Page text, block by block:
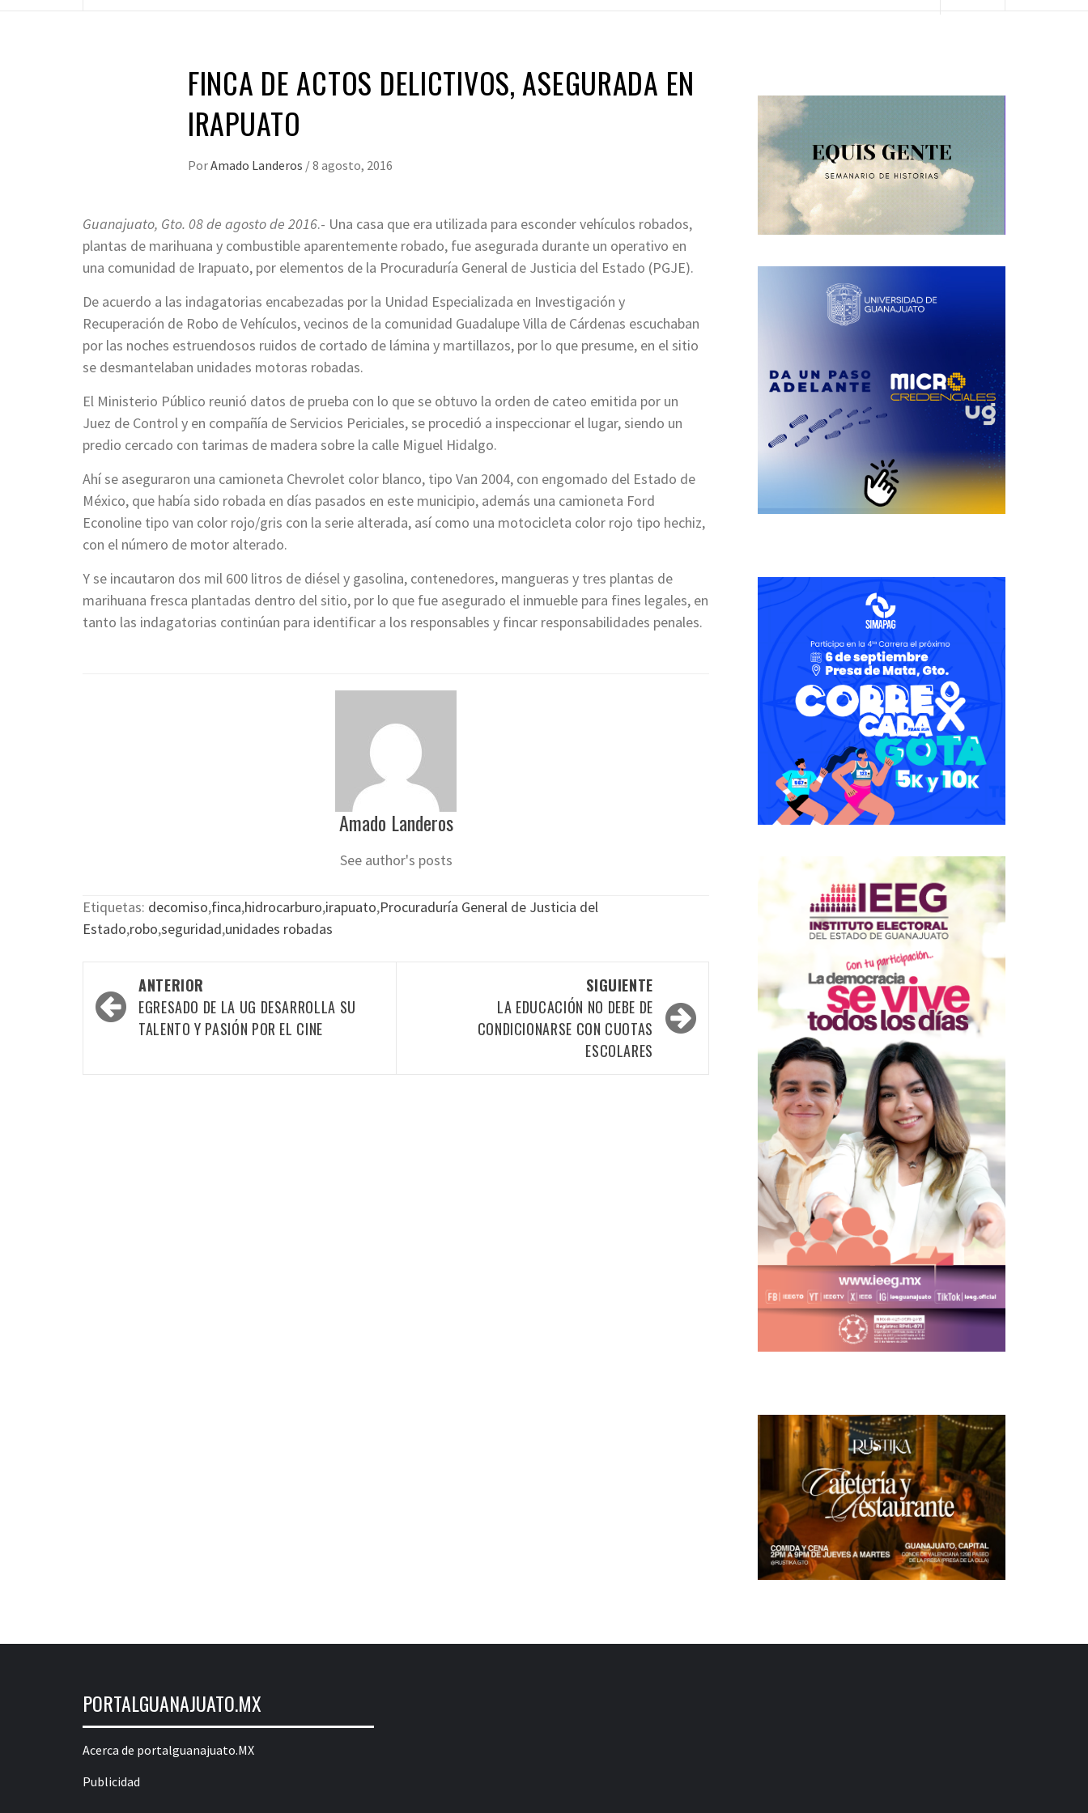
FINCA DE ACTOS DELICTIVOS, ASEGURADA EN
IRAPUATO
PorAmado Landeros /8 agosto, 2016
Guanajuato, Gto. 08 de agosto de 2016.- Una casa que era utilizada para esconder vehículos robados,
plantas de marihuana y combustible aparentemente robado, fue asegurada durante un operativo en
una comunidad de Irapuato, por elementos de la Procuraduría General de Justicia del Estado (PGJE).
De acuerdo a las indagatorias encabezadas por la Unidad Especializada en Investigación y
Recuperación de Robo de Vehículos, vecinos de la comunidad Guadalupe Villa de Cárdenas escuchaban
por las noches estruendosos ruidos de cortado de lámina y martillazos, por lo que presume, en el sitio
se desmantelaban unidades motoras robadas.
El Ministerio Público reunió datos de prueba con lo que se obtuvo la orden de cateo emitida por un
Juez de Control y en compañía de Servicios Periciales, se procedió a inspeccionar el lugar, siendo un
predio cercado con tarimas de madera sobre la calle Miguel Hidalgo.
Ahí se aseguraron una camioneta Chevrolet color blanco, tipo Van 2004, con engomado del Estado de
México, que había sido robada en días pasados en este municipio, además una camioneta Ford
Econoline tipo van color rojo/gris con la serie alterada, así como una motocicleta color rojo tipo hechiz,
con el número de motor alterado.
Y se incautaron dos mil 600 litros de diésel y gasolina, contenedores, mangueras y tres plantas de
marihuana fresca plantadas dentro del sitio, por lo que fue asegurado el inmueble para fines legales, en
tanto las indagatorias continúan para identificar a los responsables y fincar responsabilidades penales.
Amado Landeros
See author's posts
Etiquetas: decomiso,finca,hidrocarburo,irapuato,Procuraduría General de Justicia del
Estado,robo,seguridad,unidades robadas
Navegación
por
ANTERIOR
EGRESADO DE LA UG DESARROLLA SU
TALENTO Y PASIÓN POR EL CINE
SIGUIENTE
LA EDUCACIÓN NO DEBE DE
CONDICIONARSE CON CUOTAS
ESCOLARES
PORTALGUANAJUATO.MX
Acerca de portalguanajuato.MX
Publicidad